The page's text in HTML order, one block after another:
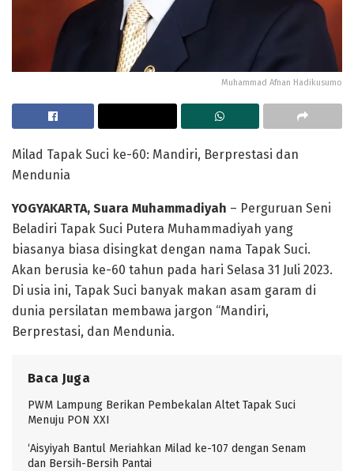
Muhammad Afnan Hadikusumo
Milad Tapak Suci ke-60: Mandiri, Berprestasi dan
Mendunia
YOGYAKARTA, Suara Muhammadiyah – Perguruan Seni
Beladiri Tapak Suci Putera Muhammadiyah yang
biasanya biasa disingkat dengan nama Tapak Suci.
Akan berusia ke-60 tahun pada hari Selasa 31 Juli 2023.
Di usia ini, Tapak Suci banyak makan asam garam di
dunia persilatan membawa jargon “Mandiri,
Berprestasi, dan Mendunia.
Baca Juga
PWM Lampung Berikan Pembekalan Altet Tapak Suci
Menuju PON XXI
‘Aisyiyah Bantul Meriahkan Milad ke-107 dengan Senam
dan Bersih-Bersih Pantai